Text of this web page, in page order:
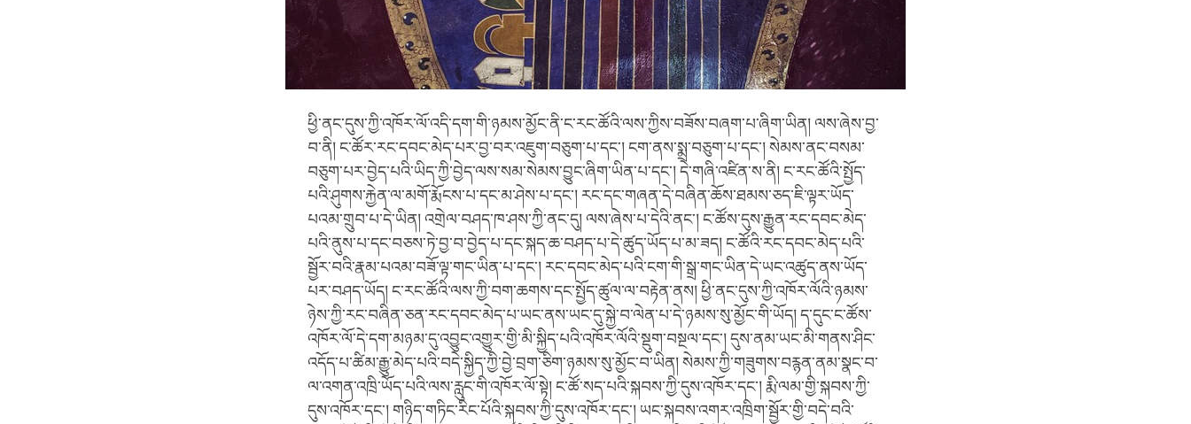
ཕྱི་ནང་དུས་ཀྱི་འཁོར་ལོ་འདི་དག་གི་ཉམས་མྱོང་ནི་ང་རང་ཚོའི་ལས་ཀྱིས་བཟོས་བཞག་པ་ཞིག་ཡིན། ལས་ཞེས་བྱ་
བ་ནི། ང་ཚོར་རང་དབང་མེད་པར་བྱ་བར་འཇུག་བཅུག་པ་དང་། ངག་ནས་སྨྲ་བཅུག་པ་དང་། སེམས་ནང་བསམ་
བཅུག་པར་བྱེད་པའི་ཡིད་ཀྱི་བྱེད་ལས་སམ་སེམས་བྱུང་ཞིག་ཡིན་པ་དང་། དེ་གཞི་འཛིན་ས་ནི། ང་རང་ཚོའི་སྤྱོད་
པའི་ཤུགས་རྐྱེན་ལ་མགོ་རྨོངས་པ་དང་མ་ཤེས་པ་དང་། རང་དང་གཞན་དེ་བཞིན་ཆོས་ཐམས་ཅད་ཇི་ལྟར་ཡོད་
པའམ་གྲུབ་པ་དེ་ཡིན། འགྲེལ་བཤད་ཁ་ཤས་ཀྱི་ནང་དུ། ལས་ཞེས་པ་དེའི་ནང་། ང་ཚོས་དུས་རྒྱུན་རང་དབང་མེད་
པའི་ནུས་པ་དང་བཅས་ཏེ་བྱ་བ་བྱེད་པ་དང་སྐད་ཆ་བཤད་པ་དེ་ཚུད་ཡོད་པ་མ་ཟད། ང་ཚོའི་རང་དབང་མེད་པའི་
སྦྱོར་བའི་རྣམ་པའམ་བཟོ་ལྟ་གང་ཡིན་པ་དང་། རང་དབང་མེད་པའི་ངག་གི་སྒྲ་གང་ཡིན་དེ་ཡང་འཚུད་ནས་ཡོད་
པར་བཤད་ཡོད། ང་རང་ཚོའི་ལས་ཀྱི་བག་ཆགས་དང་སྤྱོད་ཚུལ་ལ་བརྟེན་ནས། ཕྱི་ནང་དུས་ཀྱི་འཁོར་ལོའི་ཉམས་
ཉེས་ཀྱི་རང་བཞིན་ཅན་རང་དབང་མེད་པ་ཡང་ནས་ཡང་དུ་སྐྱེ་བ་ལེན་པ་དེ་ཉམས་སུ་མྱོང་གི་ཡོད། ད་དུང་ང་ཚོས་
འཁོར་ལོ་དེ་དག་མཉམ་དུ་འབྱུང་འགྱུར་གྱི་མི་སྐྱིད་པའི་འཁོར་ལོའི་སྡུག་བསྔལ་དང་། དུས་ནམ་ཡང་མི་གནས་ཤིང་
འདོད་པ་ཚིམ་རྒྱུ་མེད་པའི་བདེ་སྐྱིད་ཀྱི་བྱེ་བྲག་ཅིག་ཉམས་སུ་མྱོང་བ་ཡིན། སེམས་ཀྱི་གཟུགས་བརྙན་ནམ་སྣང་བ་
ལ་འགན་འཁྲི་ཡོད་པའི་ལས་རླུང་གི་འཁོར་ལོ་སྟེ། ང་ཚོ་སད་པའི་སྐབས་ཀྱི་དུས་འཁོར་དང་། རྨི་ལམ་གྱི་སྐབས་ཀྱི་
དུས་འཁོར་དང་། གཉིད་གཏིང་རིང་པོའི་སྐབས་ཀྱི་དུས་འཁོར་དང་། ཡང་སྐབས་འགར་འཁྲིག་སྦྱོར་གྱི་བདེ་བའི་